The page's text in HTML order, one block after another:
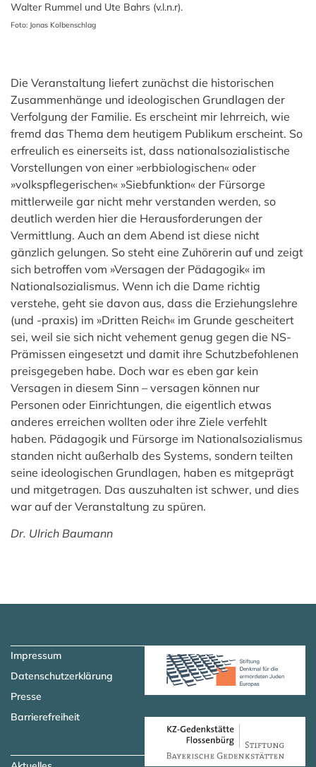
Walter Rummel und Ute Bahrs (v.l.n.r).
Foto: Jonas Kolbenschlag
Die Veranstaltung liefert zunächst die historischen
Zusammenhänge und ideologischen Grundlagen der
Verfolgung der Familie. Es erscheint mir lehrreich, wie
fremd das Thema dem heutigem Publikum erscheint. So
erfreulich es einerseits ist, dass nationalsozialistische
Vorstellungen von einer »erbbiologischen« oder
»volkspflegerischen« »Siebfunktion« der Fürsorge
mittlerweile gar nicht mehr verstanden werden, so
deutlich werden hier die Herausforderungen der
Vermittlung. Auch an dem Abend ist diese nicht
gänzlich gelungen. So steht eine Zuhörerin auf und zeigt
sich betroffen vom »Versagen der Pädagogik« im
Nationalsozialismus. Wenn ich die Dame richtig
verstehe, geht sie davon aus, dass die Erziehungslehre
(und -praxis) im »Dritten Reich« im Grunde gescheitert
sei, weil sie sich nicht vehement genug gegen die NS-
Prämissen eingesetzt und damit ihre Schutzbefohlenen
preisgegeben habe. Doch war es eben gar kein
Versagen in diesem Sinn – versagen können nur
Personen oder Einrichtungen, die eigentlich etwas
anderes erreichen wollten oder ihre Ziele verfehlt
haben. Pädagogik und Fürsorge im Nationalsozialismus
standen nicht außerhalb des Systems, sondern teilten
seine ideologischen Grundlagen, haben es mitgeprägt
und mitgetragen. Das auszuhalten ist schwer, und dies
war auf der Veranstaltung zu spüren.
Dr. Ulrich Baumann
Impressum
Datenschutzerklärung
Presse
Barrierefreiheit